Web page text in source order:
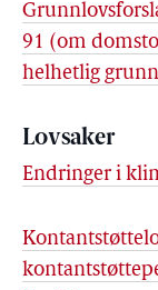
91 (om
helhetlig
Lovsaker
Endringer i